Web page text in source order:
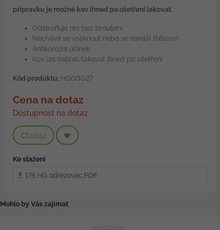
přípravku je možné kov ihned po ošetření lakovat.
Odstraňuje rez bez broušení
Nechává se vsáknout nebo se nanáší štětcem
Antikorozní účinek
Kov lze natírat/lakovat ihned po ošetření
Kód produktu:HG00027
Cena na dotaz
Dostupnost na dotaz
Dotaz
Ke stažení
176 HG odrezovac.PDF
Mohlo by Vás zajímat